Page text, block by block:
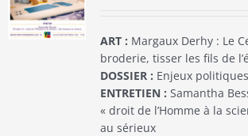
ART : Margaux Derhy : Le
broderie, tisser les fils de
DOSSIER : Enjeux
ENTRETIEN : Samantha
« droit de l’Homme à la
au sérieux